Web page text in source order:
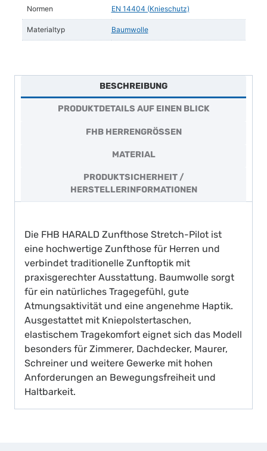
Normen EN 14404 (Knieschutz)
Materialtyp Baumwolle
BESCHREIBUNG
PRODUKTDETAILS AUF EINEN BLICK
FHB HERRENGRÖSSEN
MATERIAL
PRODUKTSICHERHEIT /
HERSTELLERINFORMATIONEN
Die FHB HARALD Zunfthose Stretch-Pilot ist
eine hochwertige Zunfthose für Herren und
verbindet traditionelle Zunftoptik mit
praxisgerechter Ausstattung. Baumwolle sorgt
für ein natürliches Tragegefühl, gute
Atmungsaktivität und eine angenehme Haptik.
Ausgestattet mit Kniepolstertaschen,
elastischem Tragekomfort eignet sich das Modell
besonders für Zimmerer, Dachdecker, Maurer,
Schreiner und weitere Gewerke mit hohen
Anforderungen an Bewegungsfreiheit und
Haltbarkeit.